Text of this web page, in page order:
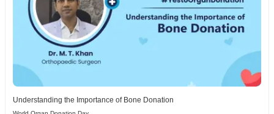
Understanding the Importance of Bone Donation